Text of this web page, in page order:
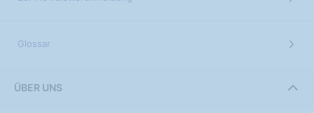
Glossar
ÜBER UNS